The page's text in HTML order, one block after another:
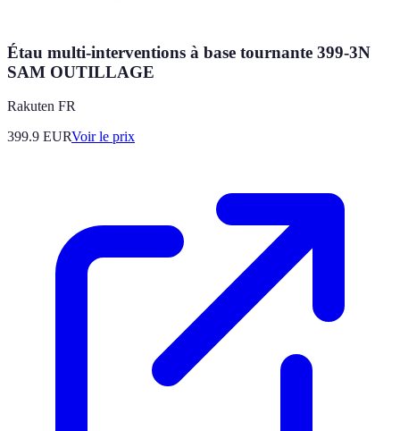
Étau multi-interventions à base tournante 399-3N
SAM OUTILLAGE
Rakuten FR
399.9 EURVoir le prix